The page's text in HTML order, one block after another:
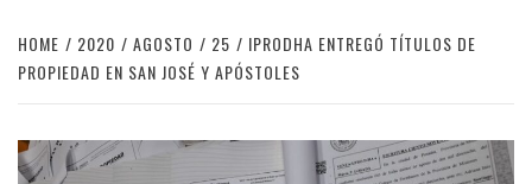
HOME 2020 AGOSTO 25
IPRODHA ENTREGÓ TÍTULOS DE
PROPIEDAD EN SAN JOSÉ Y APÓSTOLES